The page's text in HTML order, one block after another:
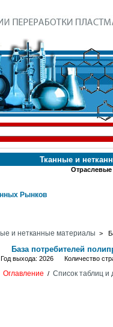
Тканные и
Рынков
и нетканные материалы >
База потребителей
Год выхода: 2026 Количество
Оглавление / Список таблиц и